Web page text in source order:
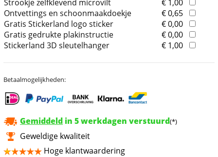
Strookje zelfklevend microvilt
€ 1,00
Ontvettings en schoonmaakdoekje
€ 0,65
Gratis Stickerland logo sticker
€ 0,00
Gratis gedrukte plakinstructie
€ 0,00
Stickerland 3D sleutelhanger
€ 1,00
Betaalmogelijkheden:
Gemiddeld in 5 werkdagen verstuurd(*)
Geweldige kwaliteit
Hoge klantwaardering